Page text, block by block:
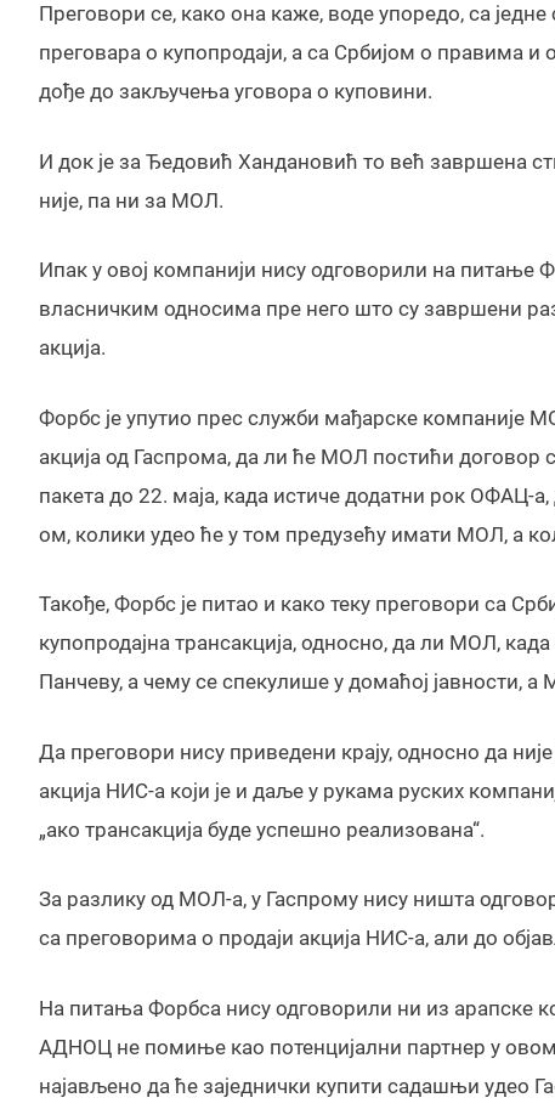
Преговори се, како она каже, воде упоредо, са
преговара о купопродаји, а са Србијом о правима
дође до закључења уговора о куповини.
И док је за Ђедовић Хандановић то већ завршена
није, па ни за МОЛ.
Ипак у овој компанији нису одговорили на питање
власничким односима пре него што су завршени
акција.
Форбс је упутио прес служби мађарске компаније
акција од Гаспрома, да ли ће МОЛ постићи
пакета до 22. маја, када истиче додатни рок ОФАЦ-
ом, колики удео ће у том предузећу имати МОЛ, а
Такође, Форбс је питао и како теку преговори са
купопродајна трансакција, односно, да ли МОЛ,
Панчеву, а чему се спекулише у домаћој јавности,
Да преговори нису приведени крају, односно да
акција НИС-а који је и даље у рукама руских
„ако трансакција буде успешно реализована“.
За разлику од МОЛ-а, у Гаспрому нису ништа
са преговорима о продаји акција НИС-а, али до
На питања Форбса нису одговорили ни из
АДНОЦ не помиње као потенцијални партнер у
најављено да ће заједнички купити садашњи удео